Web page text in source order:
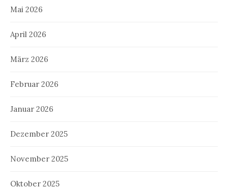
Mai 2026
April 2026
März 2026
Februar 2026
Januar 2026
Dezember 2025
November 2025
Oktober 2025